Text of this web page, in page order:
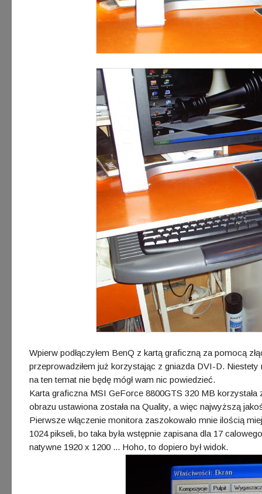
Wpierw podłączyłem BenQ z kartą graficzną za pomocą
przeprowadziłem już korzystając z gniazda DVI-D.
na ten temat nie będę mógł wam nic powiedzieć.
Karta graficzna MSI GeForce 8800GTS 320 MB
obrazu ustawiona została na Quality, a więc najwyższą
Pierwsze włączenie monitora zaszokowało mnie ilością
1024 pikseli, bo taka była wstępnie zapisana dla 17
natywne 1920 x 1200 ... Hoho, to dopiero był widok.